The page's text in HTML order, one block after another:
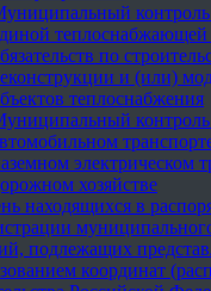
теплоснабжающей
по
и (или)
теплоснабжения
контроль
электрическом
хозяйстве
находящихся в
подлежащих
координат